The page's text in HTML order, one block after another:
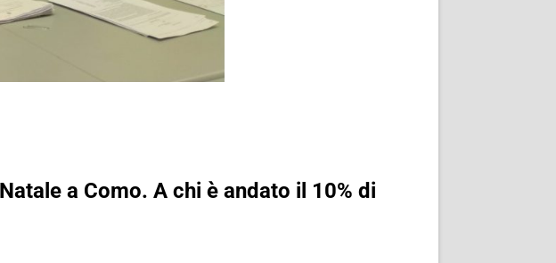
a Como. A chi è andato il 10% di